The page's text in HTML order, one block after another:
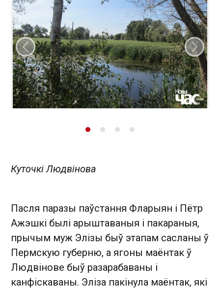
Папярэдні слайд
Куточкі Людвінова
Пасля паразы паўстання Фларыян і Пётр
Ажэшкі былі арыштаваныя і пакараныя,
прычым муж Элізы быў этапам сасланы ў
Пермскую губерню, а ягоны маёнтак ў
Людвінове быў разарабаваны і
канфіскаваны. Эліза пакінула маёнтак, які